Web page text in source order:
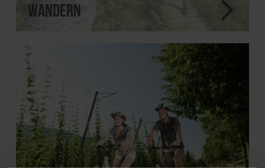
Wandern